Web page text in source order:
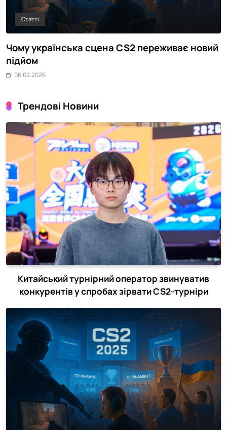
новий
GG Capital
NAVI попрощалися зі складом
Трендові Новини
Китайський турнірний оператор звинуватив
конкурентів у спробах зірвати CS2-турніри